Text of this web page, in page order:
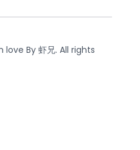
By 虾兄. All rights